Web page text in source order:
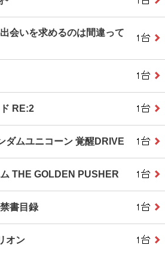
会いを求めるのは間違って
RE:2
ダムユニコーン 覚醒DRIVE
THE GOLDEN PUSHER
書目録
オン